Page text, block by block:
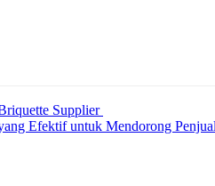
Supplier
Efektif untuk Mendorong